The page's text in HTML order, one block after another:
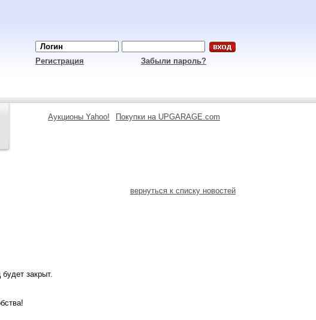
Регистрация Забыли пароль?
Аукционы Yahoo! Покупки на UPGARAGE.com
вернуться к списку новостей
будет закрыт.